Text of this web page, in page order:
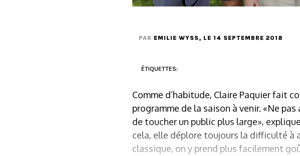
PAR EMILIE WYSS, LE 14 SEPTEMBRE 2018
ÉTIQUETTES:
Comme d’habitude, Claire Paquier fait
programme de la saison à venir. «Ne
de toucher un public plus large»,
cela, elle déplore toujours la difficulté à
classique, on y prend plus facilement